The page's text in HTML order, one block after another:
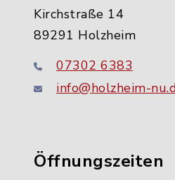
Kirchstraße 14
89291 Holzheim
07302 6383
info@holzheim-
Öffnungszeiten